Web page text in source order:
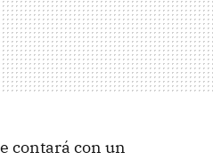
contará con un